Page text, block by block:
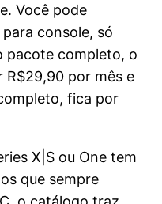
Você pode
console, só
pacote completo, o
R$29,90 por mês e
fica por
X|S ou One tem
que sempre